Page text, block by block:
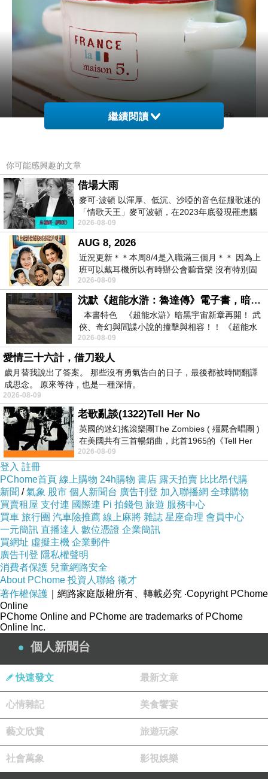
可做裝飾擺設.另外當種植多肉植物的花器也很適
合~
是攝影搭配的造型小物.開店擺設佈置的小幫手~
喜歡的朋友們~歡迎私訊留言詢問~
小舖粉絲頁歡迎加入按讚.接收最新訊息
https://www.facebook.com/zakka249
鄉村雜貨小額批貨. 開店佈置小物. 開店裝潢佈置.
民宿咖啡廳裝潢佈置. 居家裝潢佈置.日式雜貨小
額批貨
(尺寸參考圖示)
上一篇： zakka 琺瑯雜貨 復古琺瑯圓盤(d010)
下一篇： zakka 琺瑯雜貨 復古琺瑯杯(d015)
繼續閱讀
你可能感興趣的文章
借場大雨
麥可·波頓 以渾厚、低沉、沙啞的音色征服歌迷的
「情歌天王」麥可波頓，在2023年底發現罹患腦
瘤「祈禱早日康復，一切都好」。
2026-08-09
AUG 8, 2026
近況更新＊＊本周8/4是入職滿三個月＊＊ 因為上
班可以戴耳機所以有時辦公會聽音樂 沒有特別固
定哪天但就是一周某一天會固定聽'90
2026-08-09
沈默《超能水滸：魯達傳》電子書，暗黑宇宙新章，一一五年八月璀璨上架！
本書特色 《超能水滸》暗黑宇宙新章再開！ 武
俠、奇幻與間諜小說的撞擊與相容！！ 《超能水
滸》系列第四部
2026-08-09
愛情三十六計，借刀殺人
歲月替我說出了答案。 那些沒有勇氣告白的日子，最後都被時間翻譯
成思念。 原來等待，也是一種深情。
2026-08-09
老歌亂談(1322)Tell Her No
英國的迷幻搖滾樂團The Zombies ( 殭屍合唱團 )
在美國共有三首暢銷曲，此首1965的《Tell Her
No》即為其中之一，在告示牌百大單曲
2026-08-09
登入 註冊
PChome首頁 線上購物 24h購物 書店 露天拍賣 比比昂代購
新聞 /氣象 股市 個人新聞台 廣告刊登 加入聯播網 全球購物
買賣租屋 支付連 國際連 Pi 拍錢包 旅遊 服務中心
買車 旅行團 汽車險推薦 線上麻將 雜誌 星座命理 會員中心
一元簡訊 直播達人 數位憑證 企業簡訊
買網址 虛擬主機 企業郵件
廣告刊登 隱私權聲明
消費者保護 兒童網路安全
About PChome 投資人聯絡 徵才
著作權保護 ｜網路家庭版權所有、轉載必究 ‧Copyright PChome
Online
PChome Online and PChome are trademarks of PChome
Online Inc.
個人新聞台
快速發文 最新文章
心情雜記 美食饗宴
藝文欣賞 旅遊玩家
社會萬象 影視娛樂